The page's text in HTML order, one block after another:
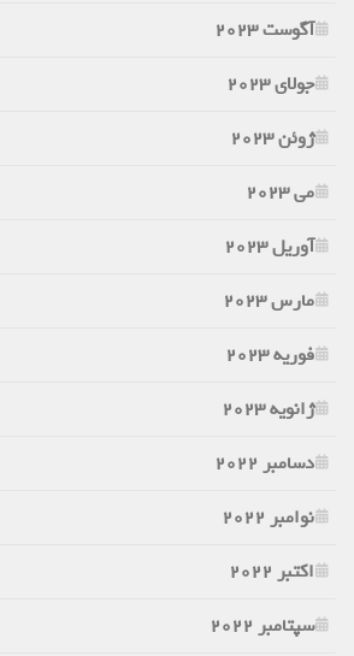
آگوست 2023
جولای 2023
ژوئن 2023
می 2023
آوریل 2023
مارس 2023
فوریه 2023
ژانویه 2023
دسامبر 2022
نوامبر 2022
اکتبر 2022
سپتامبر 2022